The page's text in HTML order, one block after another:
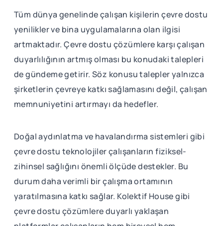
Tüm dünya genelinde çalışan kişilerin çevre dostu
yenilikler ve bina uygulamalarına olan ilgisi
artmaktadır. Çevre dostu çözümlere karşı çalışan
duyarlılığının artmış olması bu konudaki talepleri
de gündeme getirir. Söz konusu talepler yalnızca
şirketlerin çevreye katkı sağlamasını değil, çalışan
memnuniyetini artırmayı da hedefler.
Doğal aydınlatma ve havalandırma sistemleri gibi
çevre dostu teknolojiler çalışanların fiziksel-
zihinsel sağlığını önemli ölçüde destekler. Bu
durum daha verimli bir çalışma ortamının
yaratılmasına katkı sağlar. Kolektif House gibi
çevre dostu çözümlere duyarlı yaklaşan